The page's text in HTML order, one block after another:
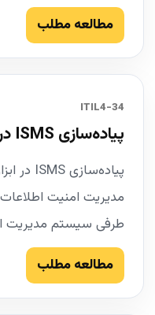
مطالعه مطلب
34-ITIL4
پیاده‌سازی ISMS در ابزارهای ITIL
طرفی سیستم مدیریت
مطالعه مطلب